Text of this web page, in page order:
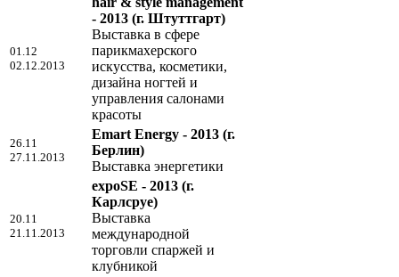
01.12
02.12.2013
- 2013 (г. Штуттгарт)
Выставка в сфере
парикмахерского
искусства, косметики,
дизайна ногтей и
управления салонами
красоты
26.11
27.11.2013
Emart Energy - 2013 (г.
Берлин)
Выставка энергетики
20.11
21.11.2013
expoSE - 2013 (г.
Карлсруе)
Выставка
международной
торговли спаржей и
клубникой